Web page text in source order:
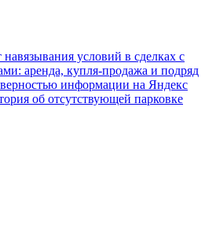
условий в сделках с
аренда, купля-продажа и подряд
информации на Яндекс
об отсутствующей парковке